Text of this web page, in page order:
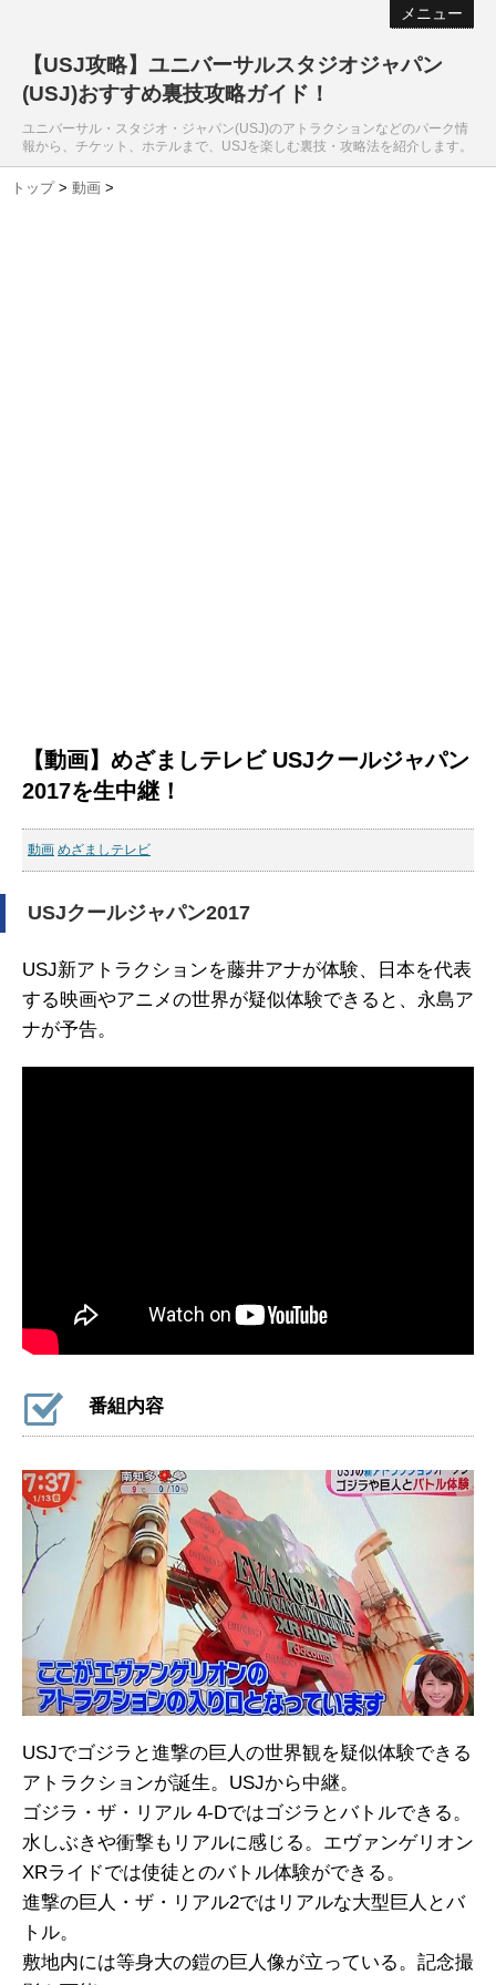
メニュー
【USJ攻略】ユニバーサルスタジオジャパン
(USJ)おすすめ裏技攻略ガイド！
ユニバーサル・スタジオ・ジャパン(USJ)のアトラクションなどのパーク情
報から、チケット、ホテルまで、USJを楽しむ裏技・攻略法を紹介します。
トップ > 動画 >
【動画】めざましテレビ USJクールジャパン
2017を生中継！
動画 めざましテレビ
USJクールジャパン2017
USJ新アトラクションを藤井アナが体験、日本を代表
する映画やアニメの世界が疑似体験できると、永島ア
ナが予告。
番組内容
USJでゴジラと進撃の巨人の世界観を疑似体験できる
アトラクションが誕生。USJから中継。
ゴジラ・ザ・リアル 4-Dではゴジラとバトルできる。
水しぶきや衝撃もリアルに感じる。エヴァンゲリオン
XRライドでは使徒とのバトル体験ができる。
進撃の巨人・ザ・リアル2ではリアルな大型巨人とバ
トル。
敷地内には等身大の鎧の巨人像が立っている。記念撮